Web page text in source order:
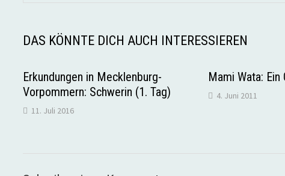
DAS KÖNNTE DICH AUCH INTERESSIEREN
Erkundungen in Mecklenburg-
Vorpommern: Schwerin (1. Tag)
11. Juli 2016
Mami Wata: Ein
4. Juni 2011